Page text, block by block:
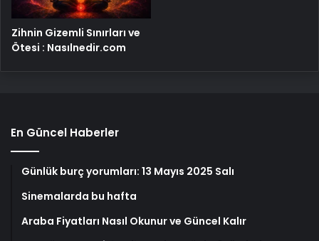
Zihnin Gizemli Sınırları ve
Ötesi : Nasılnedir.com
En Güncel Haberler
Günlük burç yorumları: 13 Mayıs 2025 Salı
Sinemalarda bu hafta
Araba Fiyatları Nasıl Okunur ve Güncel Kalır